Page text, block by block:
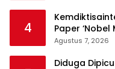
4
Paper ‘Nobel
Dicantumkan
Agustus 7, 2026
Diduga